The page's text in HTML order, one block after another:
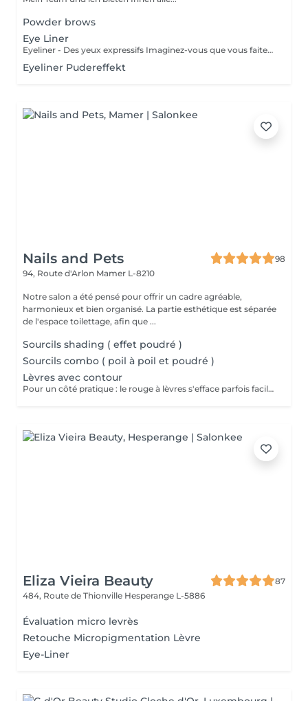
Powder brows
Eye Liner
Eyeliner - Des yeux expressifs Imaginez-vous que vous faites du sport, que vous allez vous baigner ou au sauna et que votre Eyeliner ne s'efface pas, ne coule pas plus jamais. Vos cils paraissent plus fournis et vos yeux sont plus expressifs grâce à un Eyeliner fin. L'Eyeliner est aussi la solution parfaite si vous portez des lentilles ou si vous avez des problèmes de vue ou bien si vous voulez tout simplement gagner du temps. Vous avez le choix entre un Eyeliner très fin et discret et un Eyeliner décoratif, tout comme vous le souhaitez. Dans tous les cas l'Eyeliner mettra vos yeux en valeur.
Eyeliner Pudereffekt
Nails and Pets
98
94, Route d'Arlon Mamer L-8210
Notre salon a été pensé pour offrir un cadre agréable,
harmonieux et bien organisé. La partie esthétique est séparée
de l'espace toilettage, afin que ...
Sourcils shading ( effet poudré )
Sourcils combo ( poil à poil et poudré )
Lèvres avec contour
Pour un côté pratique : le rouge à lèvres s'efface parfois facilement ou laisse des traces. Pour un côté esthétique (lèvres trop fines, asymétriques etc...) : Le maquillage permanent vous permettra de remodeler vos lèvres. Le maquillage permanent vous permet de dessiner le contour des lèvres ou de faire un remplissage. Ce dernier n'a pas pour but de vous donner l'effet d'un rouge à lèvres mais plutôt de leur redonner une coloration naturelle et du volume.
Eliza Vieira Beauty
87
484, Route de Thionville Hesperange L-5886
Évaluation micro levrès
Retouche Micropigmentation Lèvre
Eye-Liner